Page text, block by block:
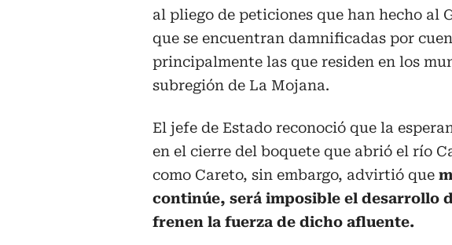
al pliego de peticiones que han hecho al
que se encuentran damnificadas por
principalmente las que residen en los
subregión de La Mojana.
El jefe de Estado reconoció que la
en el cierre del boquete que abrió el río
como Careto, sin embargo, advirtió que
continúe, será imposible el desarrollo
frenen la fuerza de dicho afluente.